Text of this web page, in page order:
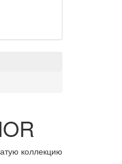
коллекцию